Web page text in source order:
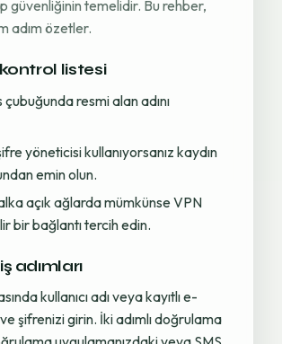
güvenliğinin temelidir. Bu rehber,
adım özetler.
listesi
çubuğunda resmi alan adını
yöneticisi kullanıyorsanız kaydın
emin olun.
açık ağlarda mümkünse VPN
bir bağlantı tercih edin.
adımları
kullanıcı adı veya kayıtlı e-
şifrenizi girin. İki adımlı doğrulama